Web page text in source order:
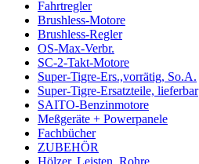
Fahrtregler
Brushless-Motore
Brushless-Regler
OS-Max-Verbr.
SC-2-Takt-Motore
Super-Tigre-Ers.,vorrätig, So.A.
Super-Tigre-Ersatzteile, lieferbar
SAITO-Benzinmotore
Meßgeräte + Powerpanele
Fachbücher
ZUBEHÖR
Hölzer, Leisten, Rohre